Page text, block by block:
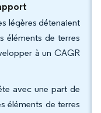
légères détenaient
éléments de terres
à un CAGR
avec une part de
éléments de terres